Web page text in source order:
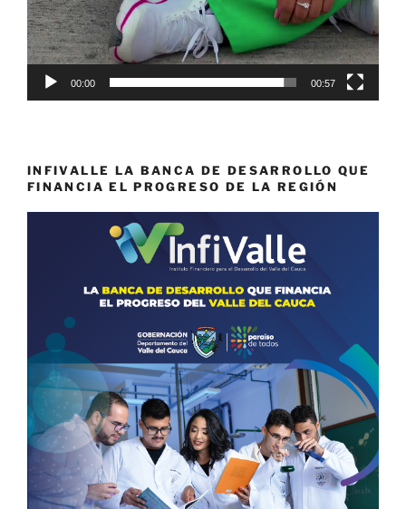
00:00 00:57
INFIVALLE LA BANCA DE DESARROLLO QUE
FINANCIA EL PROGRESO DE LA REGIÓN